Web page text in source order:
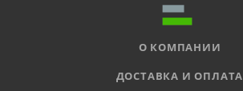
О КОМПАНИИ
ДОСТАВКА И ОПЛАТА